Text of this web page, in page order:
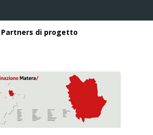
Partners di progetto